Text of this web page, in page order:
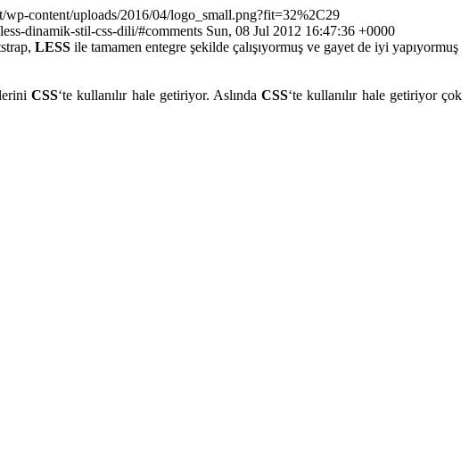
content/uploads/2016/04/logo_small.png?fit=32%2C29
dinamik-stil-css-dili/#comments Sun, 08 Jul 2012 16:47:36 +0000
LESS ile tamamen entegre şekilde çalışıyormuş ve gayet de iyi yapıyormuş
CSS‘te kullanılır hale getiriyor. AslındaCSS‘te kullanılır hale getiriyor çok